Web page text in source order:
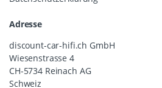
Adresse
discount-car-hifi.ch GmbH
Wiesenstrasse 4
CH-5734 Reinach AG
Schweiz